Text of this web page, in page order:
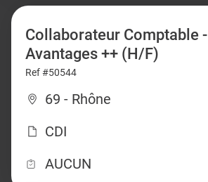
Collaborateur Comptable -
Avantages ++ (H/F)
Ref #50544
69 - Rhône
CDI
AUCUN